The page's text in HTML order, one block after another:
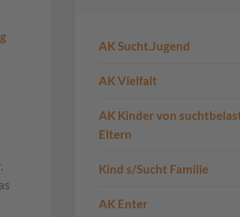
AK Sucht.Jugend
AK Vielfalt
AK Kinder von
Eltern
Kind s/Sucht Familie
AK Enter